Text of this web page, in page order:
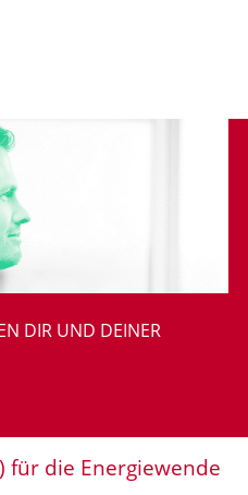
DIR UND DEINER
für die Energiewende